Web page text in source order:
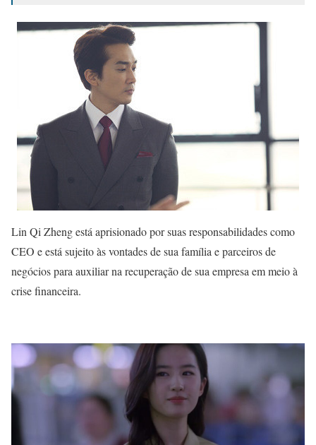
Lin Qi Zheng está aprisionado por suas responsabilidades como
CEO e está sujeito às vontades de sua família e parceiros de
negócios para auxiliar na recuperação de sua empresa em meio à
crise financeira.